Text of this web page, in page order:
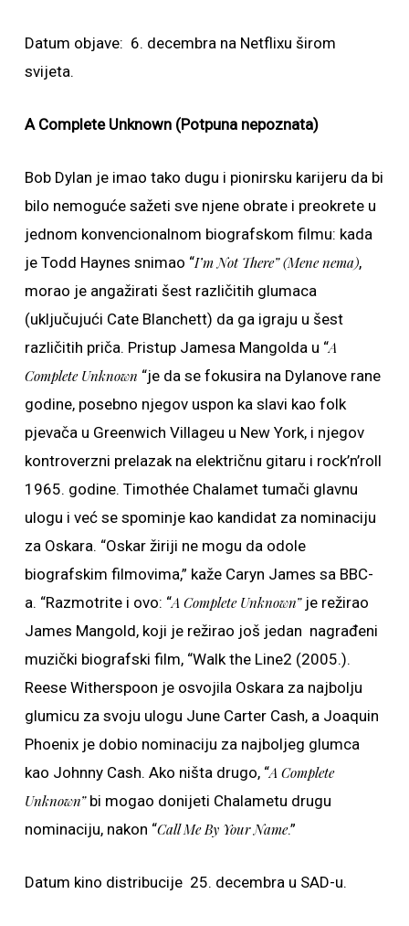
Datum objave: 6. decembra na Netflixu širom
svijeta.
A Complete Unknown (Potpuna nepoznata)
Bob Dylan je imao tako dugu i pionirsku karijeru da bi
bilo nemoguće sažeti sve njene obrate i preokrete u
jednom konvencionalnom biografskom filmu: kada
je Todd Haynes snimao “I’m Not There” (Mene nema),
morao je angažirati šest različitih glumaca
(uključujući Cate Blanchett) da ga igraju u šest
različitih priča. Pristup Jamesa Mangolda u “A
Complete Unknown “je da se fokusira na Dylanove rane
godine, posebno njegov uspon ka slavi kao folk
pjevača u Greenwich Villageu u New York, i njegov
kontroverzni prelazak na električnu gitaru i rock’n’roll
1965. godine. Timothée Chalamet tumači glavnu
ulogu i već se spominje kao kandidat za nominaciju
za Oskara. “Oskar žiriji ne mogu da odole
biografskim filmovima,” kaže Caryn James sa BBC-
a. “Razmotrite i ovo: “A Complete Unknown”je režirao
James Mangold, koji je režirao još jedan nagrađeni
muzički biografski film, “Walk the Line2 (2005.).
Reese Witherspoon je osvojila Oskara za najbolju
glumicu za svoju ulogu June Carter Cash, a Joaquin
Phoenix je dobio nominaciju za najboljeg glumca
kao Johnny Cash. Ako ništa drugo, “A Complete
Unknown”bi mogao donijeti Chalametu drugu
nominaciju, nakon “Call Me By Your Name.”
Datum kino distribucije 25. decembra u SAD-u.